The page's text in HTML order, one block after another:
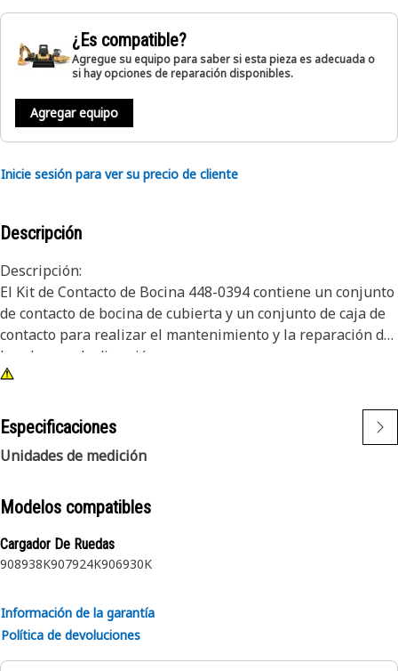
¿Es compatible?
Agregue su equipo para saber si esta pieza es adecuada o
si hay opciones de reparación disponibles.
Agregar equipo
Inicie sesión para ver su precio de cliente
Descripción
Descripción:
El Kit de Contacto de Bocina 448-0394 contiene un conjunto
de contacto de bocina de cubierta y un conjunto de caja de
contacto para realizar el mantenimiento y la reparación de
la columna de dirección.
Nuestros kits están diseñados para su comodidad: se
empaquetan previamente, se piden con un único número
de pieza y se entregan en una sola caja, lo que le permite
Especificaciones
Unidades de medición
Modelos compatibles
Cargador De Ruedas
908938K907924K906930K
Información de la garantía
Política de devoluciones